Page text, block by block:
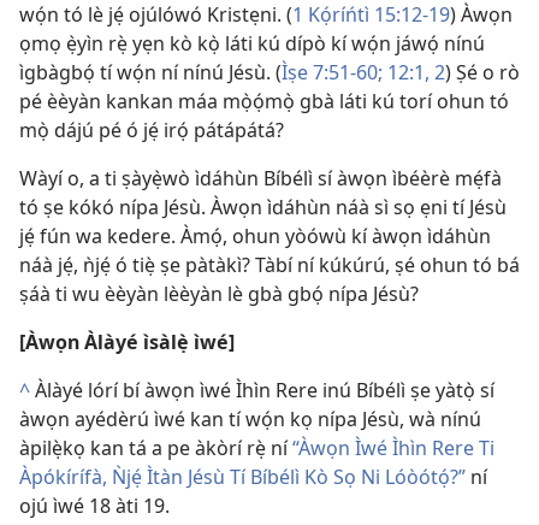
wọ́n tó lè jẹ́ ojúlówó Kristẹni. (1 Kọ́ríńtì 15:12-19) Àwọn
ọmọ ẹ̀yìn rẹ̀ yẹn kò kọ̀ láti kú dípò kí wọ́n jáwọ́ nínú
ìgbàgbọ́ tí wọ́n ní nínú Jésù. (Ìṣe 7:51-60; 12:1, 2) Ṣé o rò
pé èèyàn kankan máa mọ̀ọ́mọ̀ gbà láti kú torí ohun tó
mọ̀ dájú pé ó jẹ́ irọ́ pátápátá?
Wàyí o, a ti ṣàyẹ̀wò ìdáhùn Bíbélì sí àwọn ìbéèrè mẹ́fà
tó ṣe kókó nípa Jésù. Àwọn ìdáhùn náà sì sọ ẹni tí Jésù
jẹ́ fún wa kedere. Àmọ́, ohun yòówù kí àwọn ìdáhùn
náà jẹ́, ǹjẹ́ ó tiẹ̀ ṣe pàtàkì? Tàbí ní kúkúrú, ṣé ohun tó bá
ṣáà ti wu èèyàn lèèyàn lè gbà gbọ́ nípa Jésù?
[Àwọn Àlàyé ìsàlẹ̀ ìwé]
^Àlàyé lórí bí àwọn ìwé Ìhìn Rere inú Bíbélì ṣe yàtọ̀ sí
àwọn ayédèrú ìwé kan tí wọ́n kọ nípa Jésù, wà nínú
àpilẹ̀kọ kan tá a pe àkòrí rẹ̀ ní“Àwọn Ìwé Ìhìn Rere Ti
Àpókírífà, Ǹjẹ́ Ìtàn Jésù Tí Bíbélì Kò Sọ Ni Lóòótọ́?” ní
ojú ìwé 18 àti 19.